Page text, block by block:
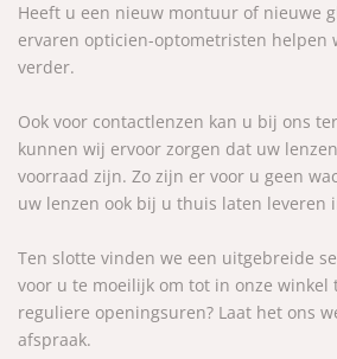
Heeft u een nieuw montuur of nieuwe
ervaren opticien-optometristen helpen
verder.
Ook voor contactlenzen kan u bij ons
kunnen wij ervoor zorgen dat uw
voorraad zijn. Zo zijn er voor u geen
uw lenzen ook bij u thuis laten leveren
Ten slotte vinden we een uitgebreide
voor u te moeilijk om tot in onze winkel
reguliere openingsuren? Laat het ons
afspraak.